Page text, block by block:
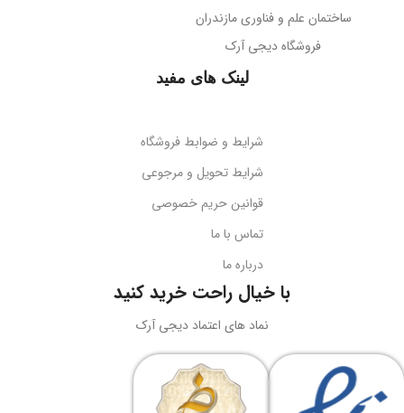
ساختمان علم و فناوری مازندران
فروشگاه دیجی آرک
لینک های مفید
شرایط و ضوابط فروشگاه
شرایط تحویل و مرجوعی
قوانین حریم خصوصی
تماس با ما
درباره ما
با خیال راحت خرید کنید
نماد های اعتماد دیجی آرک